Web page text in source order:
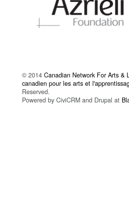
© 2014 Canadian Network For Arts &
canadien pour les arts et
Reserved.
Powered by CiviCRM and Drupal at